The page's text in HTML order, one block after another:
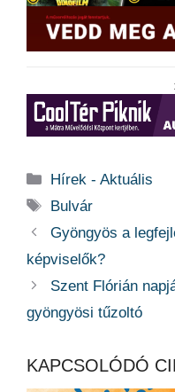
Kategória
Hírek - Aktuális
Címkék
Bulvár
Gyöngyös a
képviselők?
Szent Flórián
gyöngyösi tűzoltó
KAPCSOLÓDÓ